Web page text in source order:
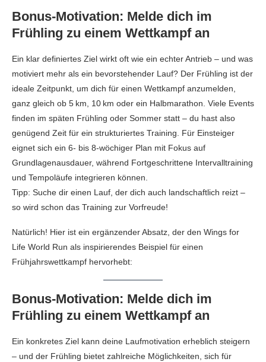
Bonus-Motivation: Melde dich im
Frühling zu einem Wettkampf an
Ein klar definiertes Ziel wirkt oft wie ein echter Antrieb – und was
motiviert mehr als ein bevorstehender Lauf? Der Frühling ist der
ideale Zeitpunkt, um dich für einen Wettkampf anzumelden,
ganz gleich ob 5 km, 10 km oder ein Halbmarathon. Viele Events
finden im späten Frühling oder Sommer statt – du hast also
genügend Zeit für ein strukturiertes Training. Für Einsteiger
eignet sich ein 6- bis 8-wöchiger Plan mit Fokus auf
Grundlagenausdauer, während Fortgeschrittene Intervalltraining
und Tempoläufe integrieren können.
Tipp: Suche dir einen Lauf, der dich auch landschaftlich reizt –
so wird schon das Training zur Vorfreude!
Natürlich! Hier ist ein ergänzender Absatz, der den Wings for
Life World Run als inspirierendes Beispiel für einen
Frühjahrswettkampf hervorhebt:
Bonus-Motivation: Melde dich im
Frühling zu einem Wettkampf an
Ein konkretes Ziel kann deine Laufmotivation erheblich steigern
– und der Frühling bietet zahlreiche Möglichkeiten, sich für